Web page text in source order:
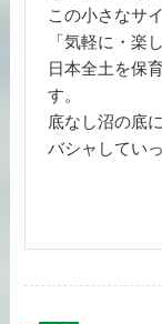
この小さなサ
「気軽に・楽
日本全土を保
す。
底なし沼の底
バシャしてい